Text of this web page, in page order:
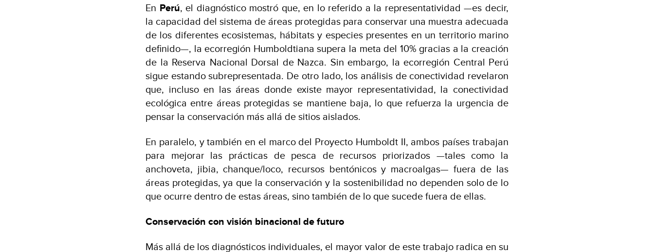
En Perú, el diagnóstico mostró que, en lo referido a la representatividad —es decir,
la capacidad del sistema de áreas protegidas para conservar una muestra adecuada
de los diferentes ecosistemas, hábitats y especies presentes en un territorio marino
definido—, la ecorregión Humboldtiana supera la meta del 10% gracias a la creación
de la Reserva Nacional Dorsal de Nazca. Sin embargo, la ecorregión Central Perú
sigue estando subrepresentada. De otro lado, los análisis de conectividad revelaron
que, incluso en las áreas donde existe mayor representatividad, la conectividad
ecológica entre áreas protegidas se mantiene baja, lo que refuerza la urgencia de
pensar la conservación más allá de sitios aislados.
En paralelo, y también en el marco del Proyecto Humboldt II, ambos países trabajan
para mejorar las prácticas de pesca de recursos priorizados —tales como la
anchoveta, jibia, chanque/loco, recursos bentónicos y macroalgas— fuera de las
áreas protegidas, ya que la conservación y la sostenibilidad no dependen solo de lo
que ocurre dentro de estas áreas, sino también de lo que sucede fuera de ellas.
Conservación con visión binacional de futuro
Más allá de los diagnósticos individuales, el mayor valor de este trabajo radica en su